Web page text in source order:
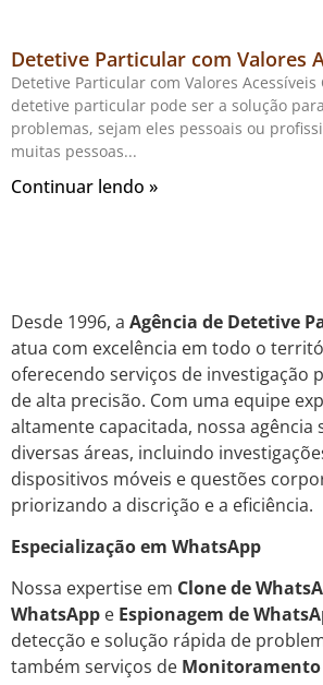
Detetive Particular com Valores
Detetive Particular com Valores
detetive particular pode ser a solução
problemas, sejam eles pessoais ou
muitas pessoas
Continuar lendo »
Desde 1996, a Agência de Detetive
atua com excelência em todo o
oferecendo serviços de investigação
de alta precisão. Com uma equipe
altamente capacitada, nossa agência
diversas áreas, incluindo
dispositivos móveis e questões
priorizando a discrição e a eficiência.
Especialização em WhatsApp
Nossa expertise em Clone de
WhatsApp e Espionagem de
detecção e solução rápida de
também serviços de Monitoramento